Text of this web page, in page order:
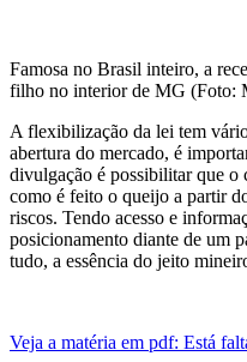
Famosa no Brasil inteiro, a
filho no interior de MG (Foto:
A flexibilização da lei tem
abertura do mercado, é
divulgação é possibilitar que o
como é feito o queijo a partir
riscos. Tendo acesso e
posicionamento diante de um
tudo, a essência do jeito
Veja a matéria em pdf: Está